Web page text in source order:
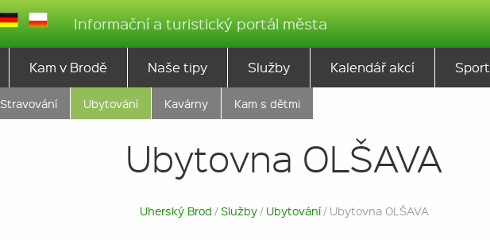
Informační a turistický portál města
Kam v Brodě Naše tipy Služby
Stravování Ubytování Kavárny Kam s dětmi
Kalendář akcí Sport
Ubytovna OLŠAVA
Uherský Brod /Služby / Ubytování/ Ubytovna OLŠAVA